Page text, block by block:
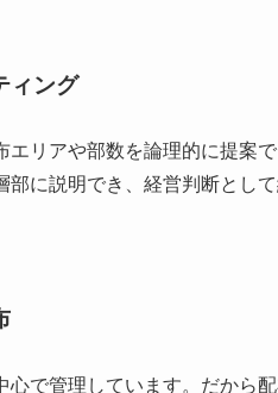
ィング
リアや部数を論理的に提案
に説明でき、経営判断とし
で管理しています。だから